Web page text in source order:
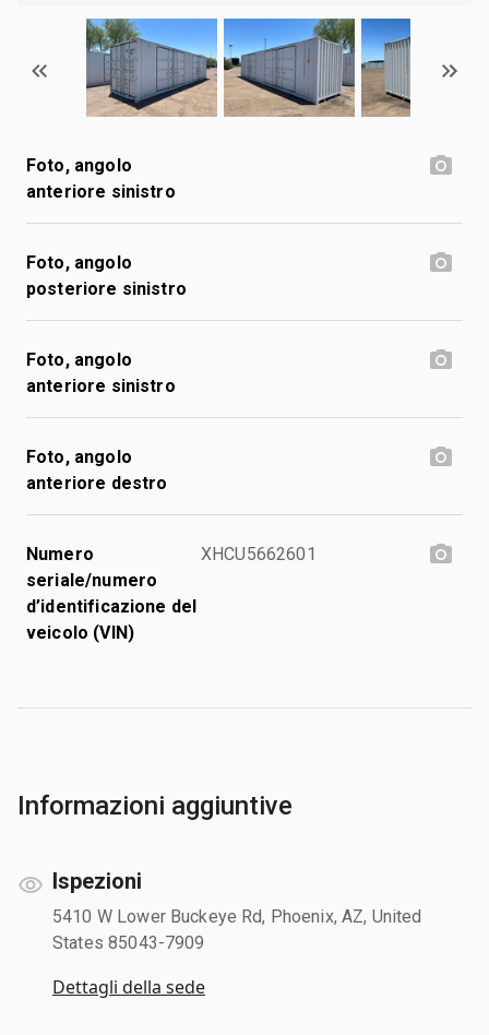
Foto, angolo
anteriore sinistro
Foto, angolo
posteriore sinistro
Foto, angolo
anteriore sinistro
Foto, angolo
anteriore destro
Numero
seriale/numero
d’identificazione del
veicolo (VIN)
XHCU5662601
Informazioni aggiuntive
Ispezioni
5410 W Lower Buckeye Rd, Phoenix, AZ, United
States 85043-7909
Dettagli della sede